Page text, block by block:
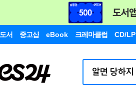
서 중고샵 eBook 크레마클럽 CD/LP